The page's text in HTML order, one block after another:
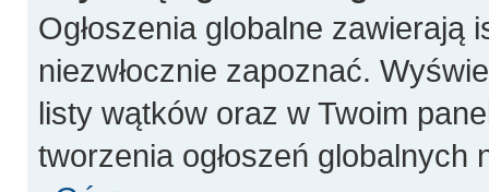
Ogłoszenia globalne
niezwłocznie zapoznać.
listy wątków oraz w Twoim
tworzenia ogłoszeń globalnych